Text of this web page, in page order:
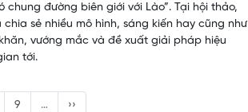
chung đường biên giới với Lào”. Tại hội thảo,
sẻ nhiều mô hình, sáng kiến hay cũng như
vướng mắc và đề xuất giải pháp hiệu
tới.
9 … ››